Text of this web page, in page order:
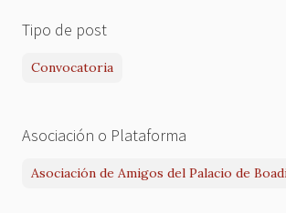
Tipo de post
Convocatoria
Asociación o Plataforma
Asociación de Amigos del Palacio de